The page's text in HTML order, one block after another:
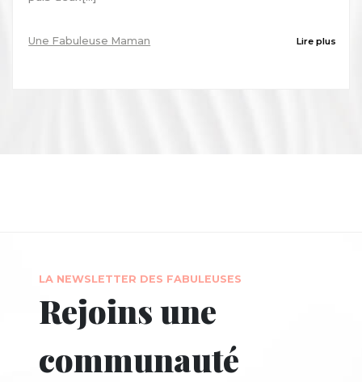
Une Fabuleuse Maman Lire plus
LA NEWSLETTER DES FABULEUSES
Rejoins une
communauté